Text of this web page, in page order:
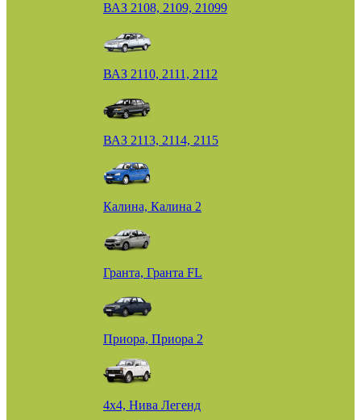
ВАЗ 2108, 2109, 21099
ВАЗ 2110, 2111, 2112
ВАЗ 2113, 2114, 2115
Калина, Калина 2
Гранта, Гранта FL
Приора, Приора 2
4х4, Нива Легенд